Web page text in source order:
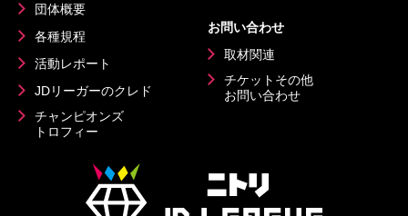
団体概要
各種規程
活動レポート
JDリーガーのクレド
チャンピオンズ
トロフィー
お問い合わせ
取材関連
チケットその他
お問い合わせ